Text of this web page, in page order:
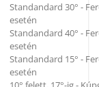
Standandard 30° -
esetén
Standandard 40° -
esetén
Standandard 15° -
esetén